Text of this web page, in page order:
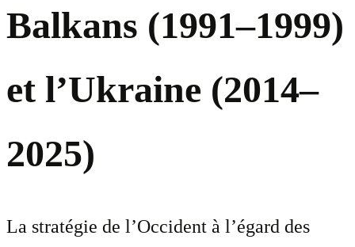
Balkans (1991–1999)
et l’Ukraine (2014–
2025)
La stratégie de l’Occident à l’égard des